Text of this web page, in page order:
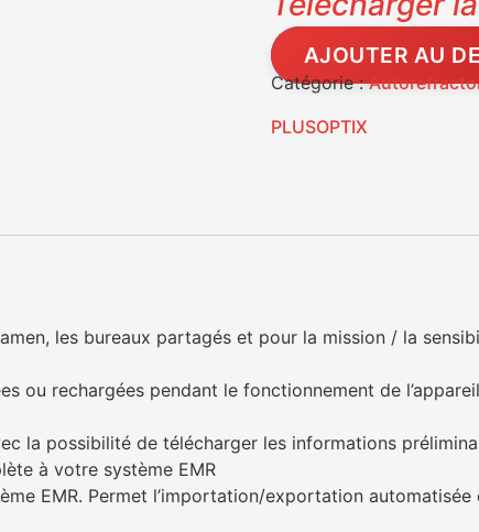
AJOUTER AU
Catégorie :
PLUSOPTIX
les bureaux partagés et pour la mission / la
ou rechargées pendant le fonctionnement de
la possibilité de télécharger les informations
à votre système EMR
EMR. Permet l’importation/exportation automatisée